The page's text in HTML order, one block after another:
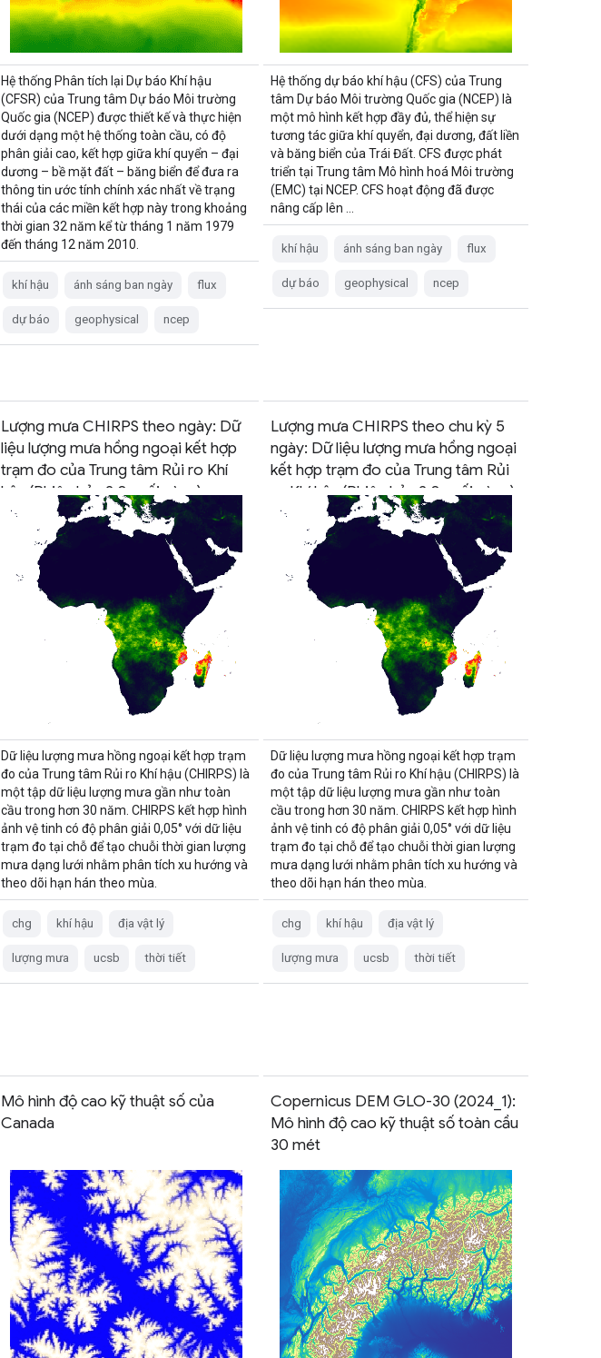
Hệ thống Phân tích lại Dự báo Khí hậu
(CFSR) của Trung tâm Dự báo Môi trường
Quốc gia (NCEP) được thiết kế và thực hiện
dưới dạng một hệ thống toàn cầu, có độ
phân giải cao, kết hợp giữa khí quyển – đại
dương – bề mặt đất – băng biển để đưa ra
thông tin ước tính chính xác nhất về trạng
thái của các miền kết hợp này trong khoảng
thời gian 32 năm kể từ tháng 1 năm 1979
đến tháng 12 năm 2010.
khí hậu ánh sáng ban ngày flux
dự báo geophysical ncep
Hệ thống dự báo khí hậu (CFS) của Trung
tâm Dự báo Môi trường Quốc gia (NCEP) là
một mô hình kết hợp đầy đủ, thể hiện sự
tương tác giữa khí quyển, đại dương, đất liền
và băng biển của Trái Đất. CFS được phát
triển tại Trung tâm Mô hình hoá Môi trường
(EMC) tại NCEP. CFS hoạt động đã được
nâng cấp lên …
khí hậu ánh sáng ban ngày flux
dự báo geophysical ncep
Lượng mưa CHIRPS theo ngày: Dữ
liệu lượng mưa hồng ngoại kết hợp
trạm đo của Trung tâm Rủi ro Khí
hậu (Phiên bản 2.0 cuối cùng)
Dữ liệu lượng mưa hồng ngoại kết hợp trạm
đo của Trung tâm Rủi ro Khí hậu (CHIRPS) là
một tập dữ liệu lượng mưa gần như toàn
cầu trong hơn 30 năm. CHIRPS kết hợp hình
ảnh vệ tinh có độ phân giải 0,05° với dữ liệu
trạm đo tại chỗ để tạo chuỗi thời gian lượng
mưa dạng lưới nhằm phân tích xu hướng và
theo dõi hạn hán theo mùa.
chg khí hậu địa vật lý
lượng mưa ucsb thời tiết
Lượng mưa CHIRPS theo chu kỳ 5
ngày: Dữ liệu lượng mưa hồng ngoại
kết hợp trạm đo của Trung tâm Rủi
ro Khí hậu (Phiên bản 2.0 cuối cùng)
Dữ liệu lượng mưa hồng ngoại kết hợp trạm
đo của Trung tâm Rủi ro Khí hậu (CHIRPS) là
một tập dữ liệu lượng mưa gần như toàn
cầu trong hơn 30 năm. CHIRPS kết hợp hình
ảnh vệ tinh có độ phân giải 0,05° với dữ liệu
trạm đo tại chỗ để tạo chuỗi thời gian lượng
mưa dạng lưới nhằm phân tích xu hướng và
theo dõi hạn hán theo mùa.
chg khí hậu địa vật lý
lượng mưa ucsb thời tiết
Mô hình độ cao kỹ thuật số của
Canada
Copernicus DEM GLO-30 (2024_1):
Mô hình độ cao kỹ thuật số toàn cầu
30 mét